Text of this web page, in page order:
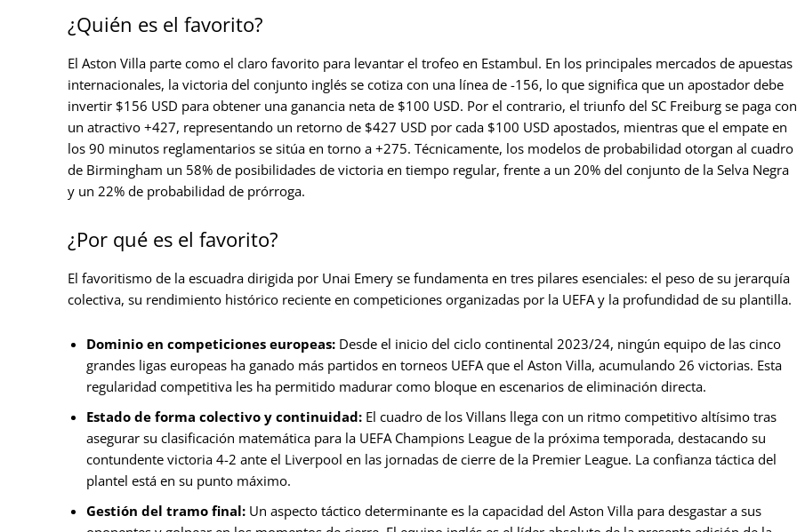
¿Quién es el favorito?
El Aston Villa parte como el claro favorito para levantar el trofeo en Estambul. En los principales mercados de apuestas
internacionales, la victoria del conjunto inglés se cotiza con una línea de -156, lo que significa que un apostador debe
invertir $156 USD para obtener una ganancia neta de $100 USD. Por el contrario, el triunfo del SC Freiburg se paga con
un atractivo +427, representando un retorno de $427 USD por cada $100 USD apostados, mientras que el empate en
los 90 minutos reglamentarios se sitúa en torno a +275. Técnicamente, los modelos de probabilidad otorgan al cuadro
de Birmingham un 58% de posibilidades de victoria en tiempo regular, frente a un 20% del conjunto de la Selva Negra
y un 22% de probabilidad de prórroga.
¿Por qué es el favorito?
El favoritismo de la escuadra dirigida por Unai Emery se fundamenta en tres pilares esenciales: el peso de su jerarquía
colectiva, su rendimiento histórico reciente en competiciones organizadas por la UEFA y la profundidad de su plantilla.
Dominio en competiciones europeas: Desde el inicio del ciclo continental 2023/24, ningún equipo de las cinco
grandes ligas europeas ha ganado más partidos en torneos UEFA que el Aston Villa, acumulando 26 victorias. Esta
regularidad competitiva les ha permitido madurar como bloque en escenarios de eliminación directa.
Estado de forma colectivo y continuidad: El cuadro de los Villans llega con un ritmo competitivo altísimo tras
asegurar su clasificación matemática para la UEFA Champions League de la próxima temporada, destacando su
contundente victoria 4-2 ante el Liverpool en las jornadas de cierre de la Premier League. La confianza táctica del
plantel está en su punto máximo.
Gestión del tramo final: Un aspecto táctico determinante es la capacidad del Aston Villa para desgastar a sus